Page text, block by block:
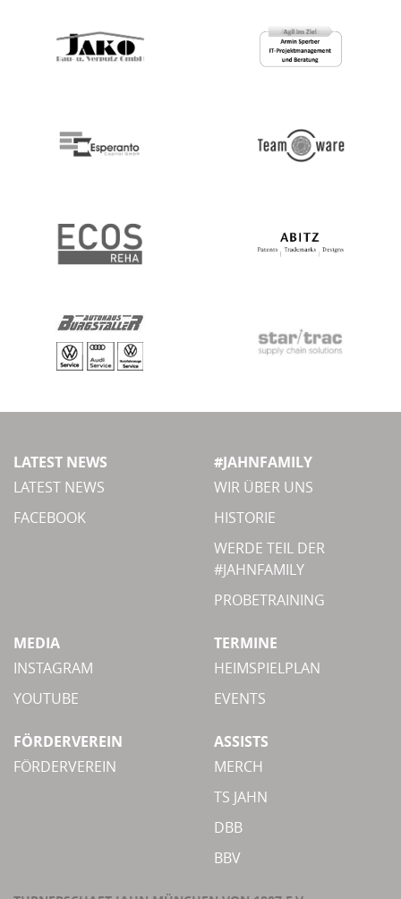
LATEST NEWS
LATEST NEWS
FACEBOOK
#JAHNFAMILY
WIR ÜBER UNS
HISTORIE
WERDE TEIL DER
#JAHNFAMILY
PROBETRAINING
MEDIA
INSTAGRAM
YOUTUBE
TERMINE
HEIMSPIELPLAN
EVENTS
FÖRDERVEREIN
FÖRDERVEREIN
ASSISTS
MERCH
TS JAHN
DBB
BBV